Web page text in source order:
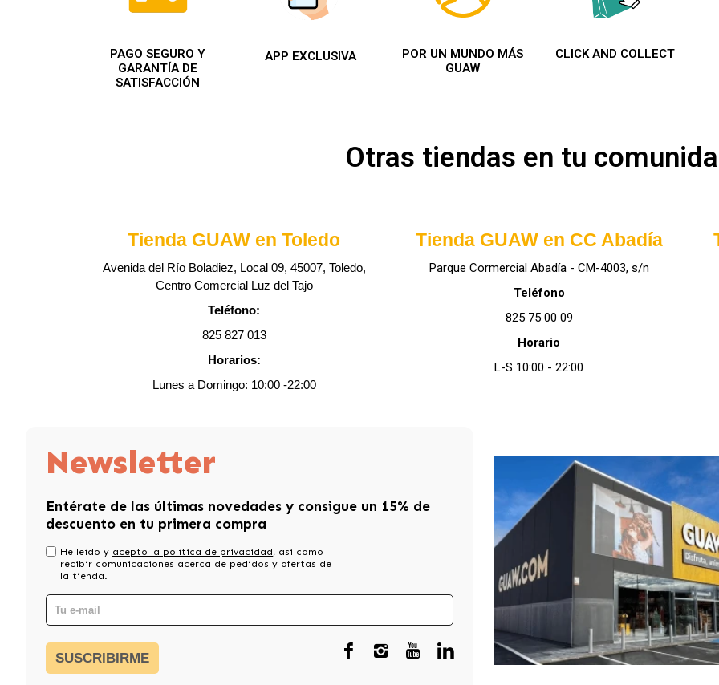
PAGO SEGURO Y
GARANTÍA DE
SATISFACCIÓN
APP EXCLUSIVA
POR UN MUNDO MÁS
GUAW
CLICK AND COLLECT
Otras tiendas en tu
Tienda GUAW enToledo
Avenida del Río Boladiez, Local 09, 45007, Toledo,
Centro Comercial Luz del Tajo
Teléfono:
825 827 013
Horarios:
Lunes a Domingo: 10:00 -22:00
Tienda GUAW en CC Abadía
Parque Cormercial Abadía - CM-4003, s/n
Teléfono
825 75 00 09
Horario
L-S 10:00 - 22:00
Newsletter
Entérate de las últimas novedades y consigue un 15% de
descuento en tu primera compra
He leído y acepto la política de privacidad, asi como
recibir comunicaciones acerca de pedidos y ofertas de
la tienda.
SUSCRIBIRME